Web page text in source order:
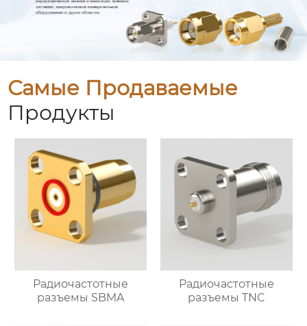
Самые Продаваемые
Продукты
Радиочастотные
разъемы SBMA
Радиочастотные
разъемы TNC